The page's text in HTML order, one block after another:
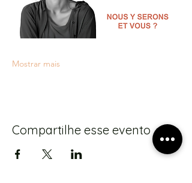
Mostrar mais
Compartilhe esse evento